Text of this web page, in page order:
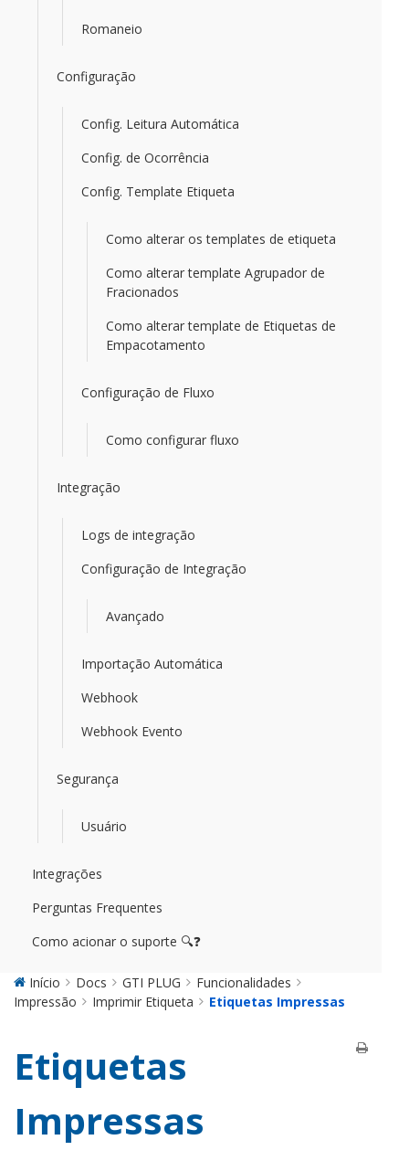
Romaneio
Configuração
Config. Leitura Automática
Config. de Ocorrência
Config. Template Etiqueta
Como alterar os templates de etiqueta
Como alterar template Agrupador de
Fracionados
Como alterar template de Etiquetas de
Empacotamento
Configuração de Fluxo
Como configurar fluxo
Integração
Logs de integração
Configuração de Integração
Avançado
Importação Automática
Webhook
Webhook Evento
Segurança
Usuário
Integrações
Perguntas Frequentes
Como acionar o suporte 🔍❓
Início Docs GTI PLUG
Funcionalidades
Impressão
Imprimir Etiqueta Etiquetas Impressas
Etiquetas
Impressas